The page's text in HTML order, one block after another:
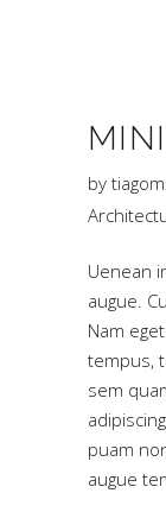
by
Uenean
augue.
Nam
tempus,
sem
puam
augue